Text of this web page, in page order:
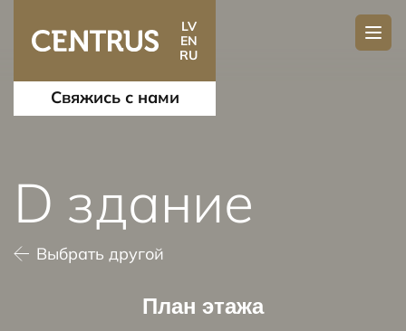
LV
EN
RU
Свяжись с нами
D здание
Выбрать другой
План этажа